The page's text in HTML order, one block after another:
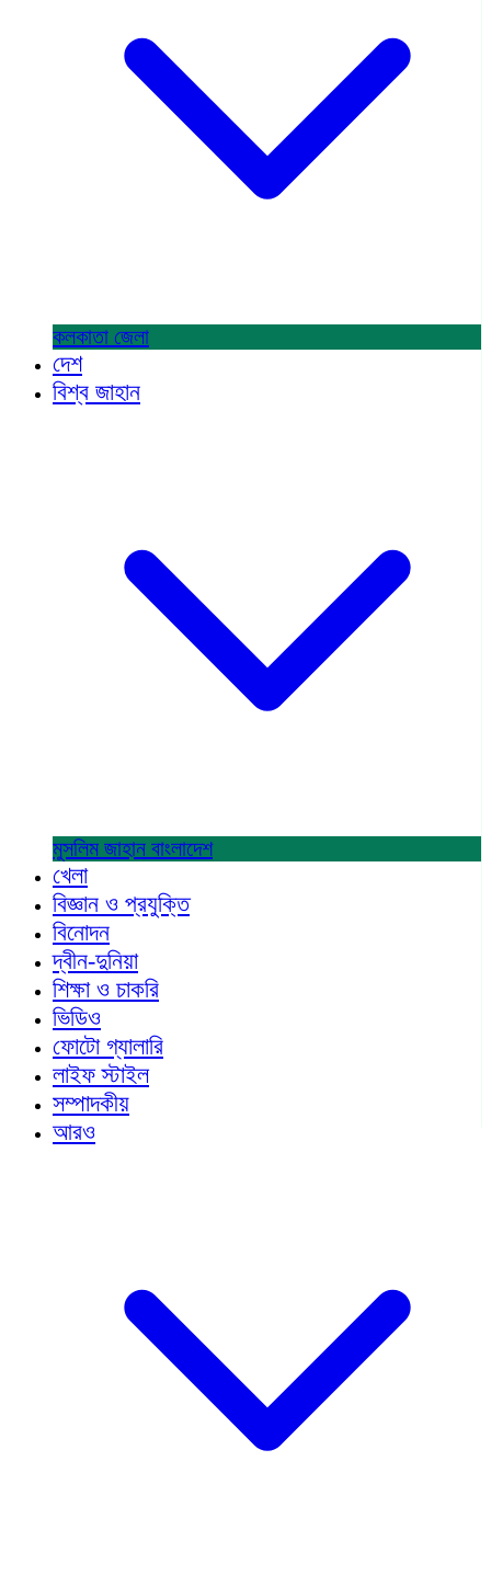
কলকাতা জেলা
দেশ
বিশ্ব জাহান
মুসলিম জাহান বাংলাদেশ
খেলা
বিজ্ঞান ও প্রযুক্তি
বিনোদন
দ্বীন-দুনিয়া
শিক্ষা ও চাকরি
ভিডিও
ফোটো গ্যালারি
লাইফ স্টাইল
সম্পাদকীয়
আরও